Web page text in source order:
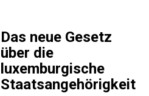
Das neue Gesetz
über die
luxemburgische
Staatsangehörigkeit